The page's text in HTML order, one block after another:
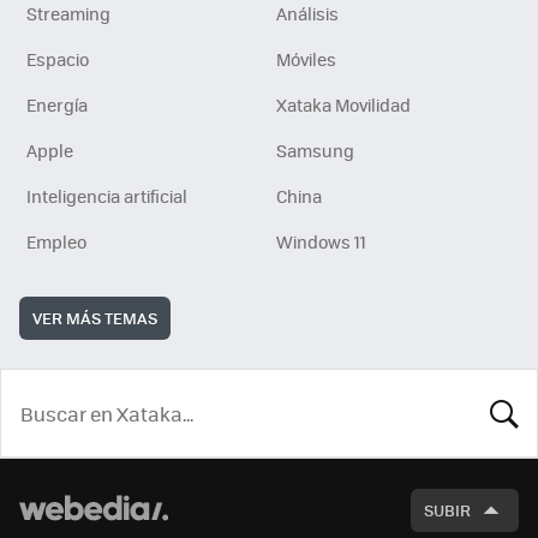
Streaming
Análisis
Espacio
Móviles
Energía
Xataka Movilidad
Apple
Samsung
Inteligencia artificial
China
Empleo
Windows 11
VER MÁS TEMAS
SUBIR